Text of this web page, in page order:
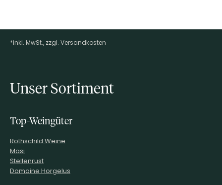
Footer-Menü
*inkl. MwSt., zzgl. Versandkosten
Unser Sortiment
Top-Weingüter
Rothschild Weine
Masi
Stellenrust
Domaine Horgelus